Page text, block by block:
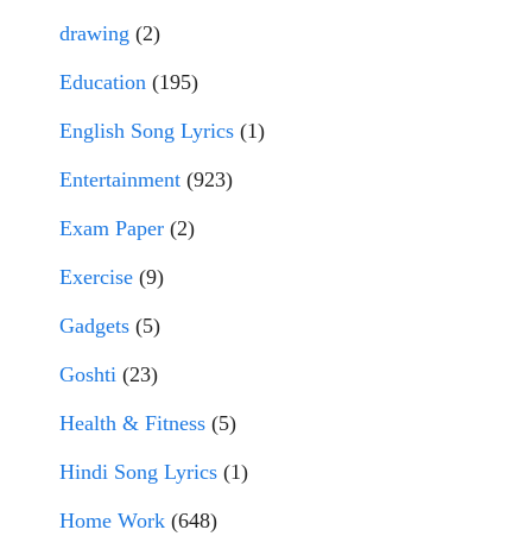
drawing (2)
Education (195)
English Song Lyrics (1)
Entertainment (923)
Exam Paper (2)
Exercise (9)
Gadgets (5)
Goshti (23)
Health & Fitness (5)
Hindi Song Lyrics (1)
Home Work (648)